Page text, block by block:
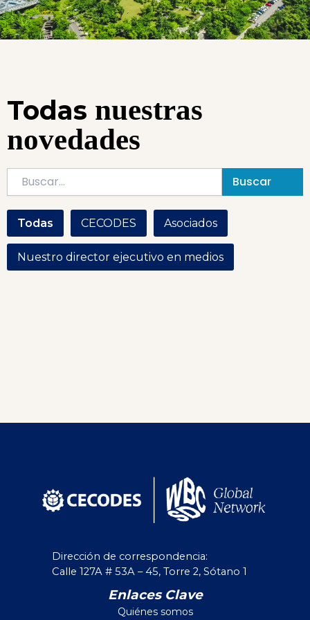
Todas nuestras
novedades
Buscar
Todas CECODES Asociados
Nuestro director ejecutivo en medios
Dirección de correspondencia:
Calle 127A # 53A – 45, Torre 2, Sótano 1
Enlaces Clave
Quiénes somos